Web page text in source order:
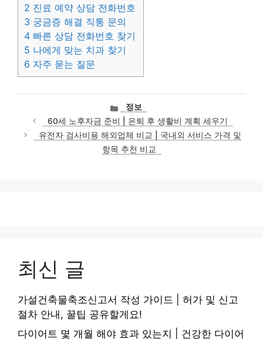
2 진료 예약 상담 전화번호
3 궁금증 해결 직통 문의
4 빠른 상담 전화번호 찾기
5 나에게 맞는 치과 찾기
6 자주 묻는 질문
카
테
고
리
정보
60세 노후자금 준비 | 은퇴 후 생활비 계획 세우기
유전자 검사비용 해외업체 비교 | 국내외 서비스 가격 및
항목 추천 비교
최신 글
가설건축물축조신고서 작성 가이드 | 허가 및 신고
절차 안내, 꿀팁 공유할게요!
다이어트 몇 개월 해야 효과 있는지 | 건강한 다이어